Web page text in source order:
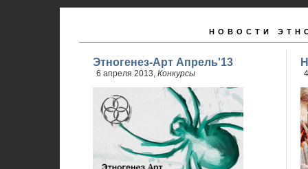
НОВОСТИ
Этногенез-Арт Апрель'13
6 апреля 2013, Конкурсы